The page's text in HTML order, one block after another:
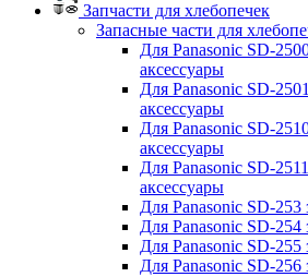
Запчасти для хлебопечек
Запасные части для
Для Panasonic SD-
аксессуары
Для Panasonic SD-
аксессуары
Для Panasonic SD-
аксессуары
Для Panasonic SD-
аксессуары
Для Panasonic SD-253
Для Panasonic SD-254
Для Panasonic SD-255
Для Panasonic SD-256